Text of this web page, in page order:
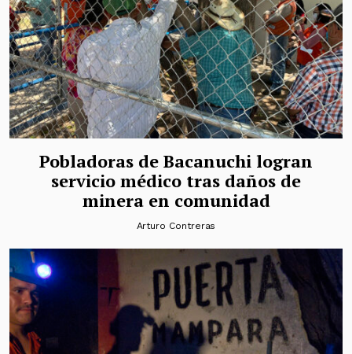
Pobladoras de Bacanuchi logran
servicio médico tras daños de
minera en comunidad
Arturo Contreras